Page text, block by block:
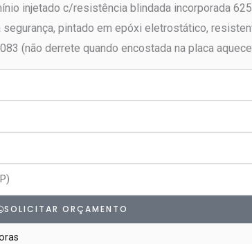
injetado c/resistência blindada incorporada
pintado em epóxi eletrostático,
(não derrete quando encostada na placa
SOLICITAR ORÇAMENTO